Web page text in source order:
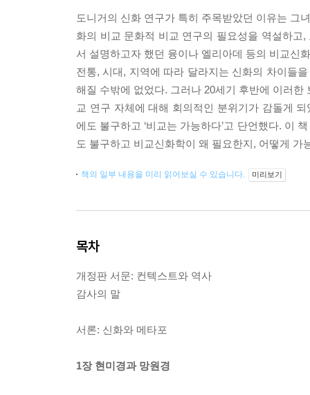
도니거의 신화 연구가 특히 주목받았던 이유는 그
화의 비교 문화적 비교 연구의 필요성을 역설하
서 설명하고자 했던 융이나 엘리아데 등의 비교신
전통, 시대, 지역에 따라 달라지는 신화의 차이들
해질 수밖에 없었다. 그러나 20세기 후반에 이러
교 연구 자체에 대해 회의적인 분위기가 감돌게
에도 불구하고 ‘비교는 가능하다’고 단언했다. 이
도 불구하고 비교신화학이 왜 필요한지, 어떻게
책의 일부 내용을 미리 읽어보실 수 있습니다. 미리보기
목차
개정판 서문: 컨텍스트와 역사
감사의 말
서론: 신화와 메타포
1장 현미경과 망원경